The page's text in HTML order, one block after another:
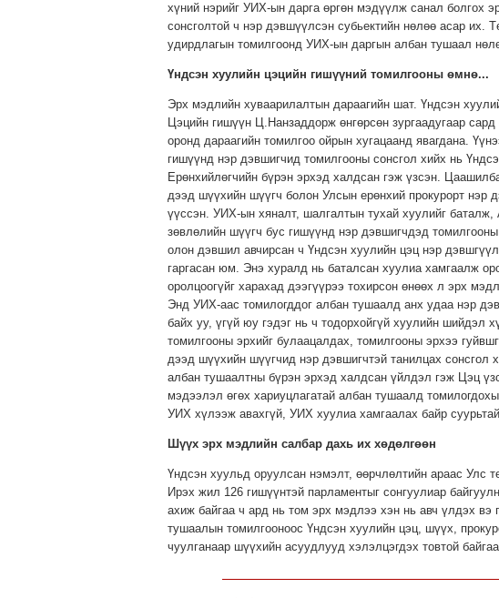
хүний нэрийг УИХ-ын дарга өргөн мэдүүлж санал болгох
сонсголтой ч нэр дэвшүүлсэн субьектийн нөлөө асар их.
удирдлагын томилгоонд УИХ-ын даргын албан тушаал
Үндсэн хуулийн цэцийн гишүүний томилгооны өмнө...
Эрх мэдлийн хуваарилалтын дараагийн шат. Үндсэн
Цэцийн гишүүн Ц.Нанзаддорж өнгөрсөн зургаадугаар
оронд дараагийн томилгоо ойрын хугацаанд явагдана.
гишүүнд нэр дэвшигчид томилгооны сонсгол хийх нь
Ерөнхийлөгчийн бүрэн эрхэд халдсан гэж үзсэн.
дээд шүүхийн шүүгч болон Улсын ерөнхий прокурорт нэр
үүссэн. УИХ-ын хяналт, шалгалтын тухай хуулийг
зөвлөлийн шүүгч бус гишүүнд нэр дэвшигчдэд
олон дэвшил авчирсан ч Үндсэн хуулийн цэц нэр
гаргасан юм. Энэ хуралд нь баталсан хуулиа хамгаалж
оролцоогүйг харахад дээгүүрээ тохирсон өнөөх л эрх
Энд УИХ-аас томилогддог албан тушаалд анх удаа нэр
байх уу, үгүй юу гэдэг нь ч тодорхойгүй хуулийн шийдэл
томилгооны эрхийг булаацалдах, томилгооны эрхээ
дээд шүүхийн шүүгчид нэр дэвшигчтэй танилцах сонсгол
албан тушаалтны бүрэн эрхэд халдсан үйлдэл гэж Цэц
мэдээлэл өгөх хариуцлагатай албан тушаалд
УИХ хүлээж авахгүй, УИХ хуулиа хамгаалах байр
Шүүх эрх мэдлийн салбар дахь их хөдөлгөөн
Үндсэн хуульд оруулсан нэмэлт, өөрчлөлтийн араас Улс
Ирэх жил 126 гишүүнтэй парламентыг сонгуулиар
ахиж байгаа ч ард нь том эрх мэдлээ хэн нь авч үлдэх
тушаалын томилгооноос Үндсэн хуулийн цэц, шүүх,
чуулганаар шүүхийн асуудлууд хэлэлцэгдэх товтой